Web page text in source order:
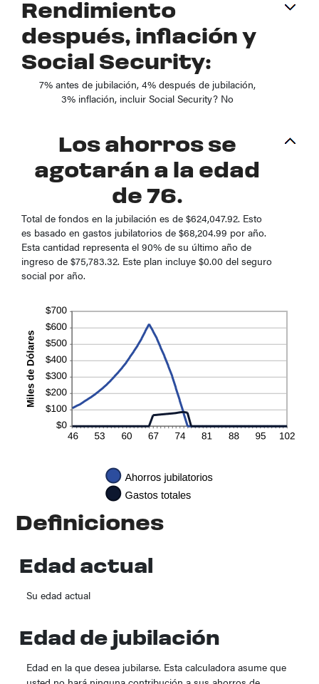
$0
y
$20,000
Rendimiento
después, inflación y
Social Security:
7% antes de jubilación, 4% después de jubilación,
3% inflación, incluir Social Security? No
Los ahorros se
agotarán a la edad
de 76.
Total de fondos en la jubilación es de $624,047.92. Esto
es basado en gastos jubilatorios de $68,204.99 por año.
Esta cantidad representa el 90% de su último año de
ingreso de $75,783.32. Este plan incluye $0.00 del seguro
social por año.
Definiciones
Edad actual
Su edad actual
Edad de jubilación
Edad en la que desea jubilarse. Esta calculadora asume que